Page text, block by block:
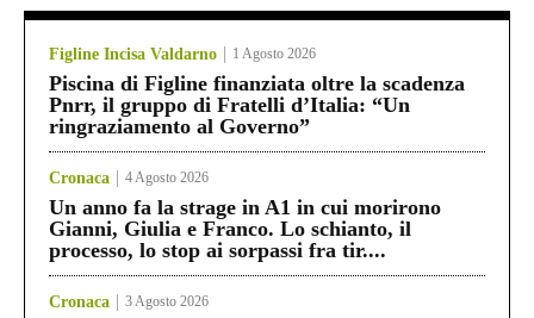
Figline Incisa Valdarno 1 Agosto 2026
Piscina di Figline finanziata oltre la scadenza
Pnrr, il gruppo di Fratelli d’Italia: “Un
ringraziamento al Governo”
Cronaca 4 Agosto 2026
Un anno fa la strage in A1 in cui morirono
Gianni, Giulia e Franco. Lo schianto, il
processo, lo stop ai sorpassi fra tir....
Cronaca 3 Agosto 2026